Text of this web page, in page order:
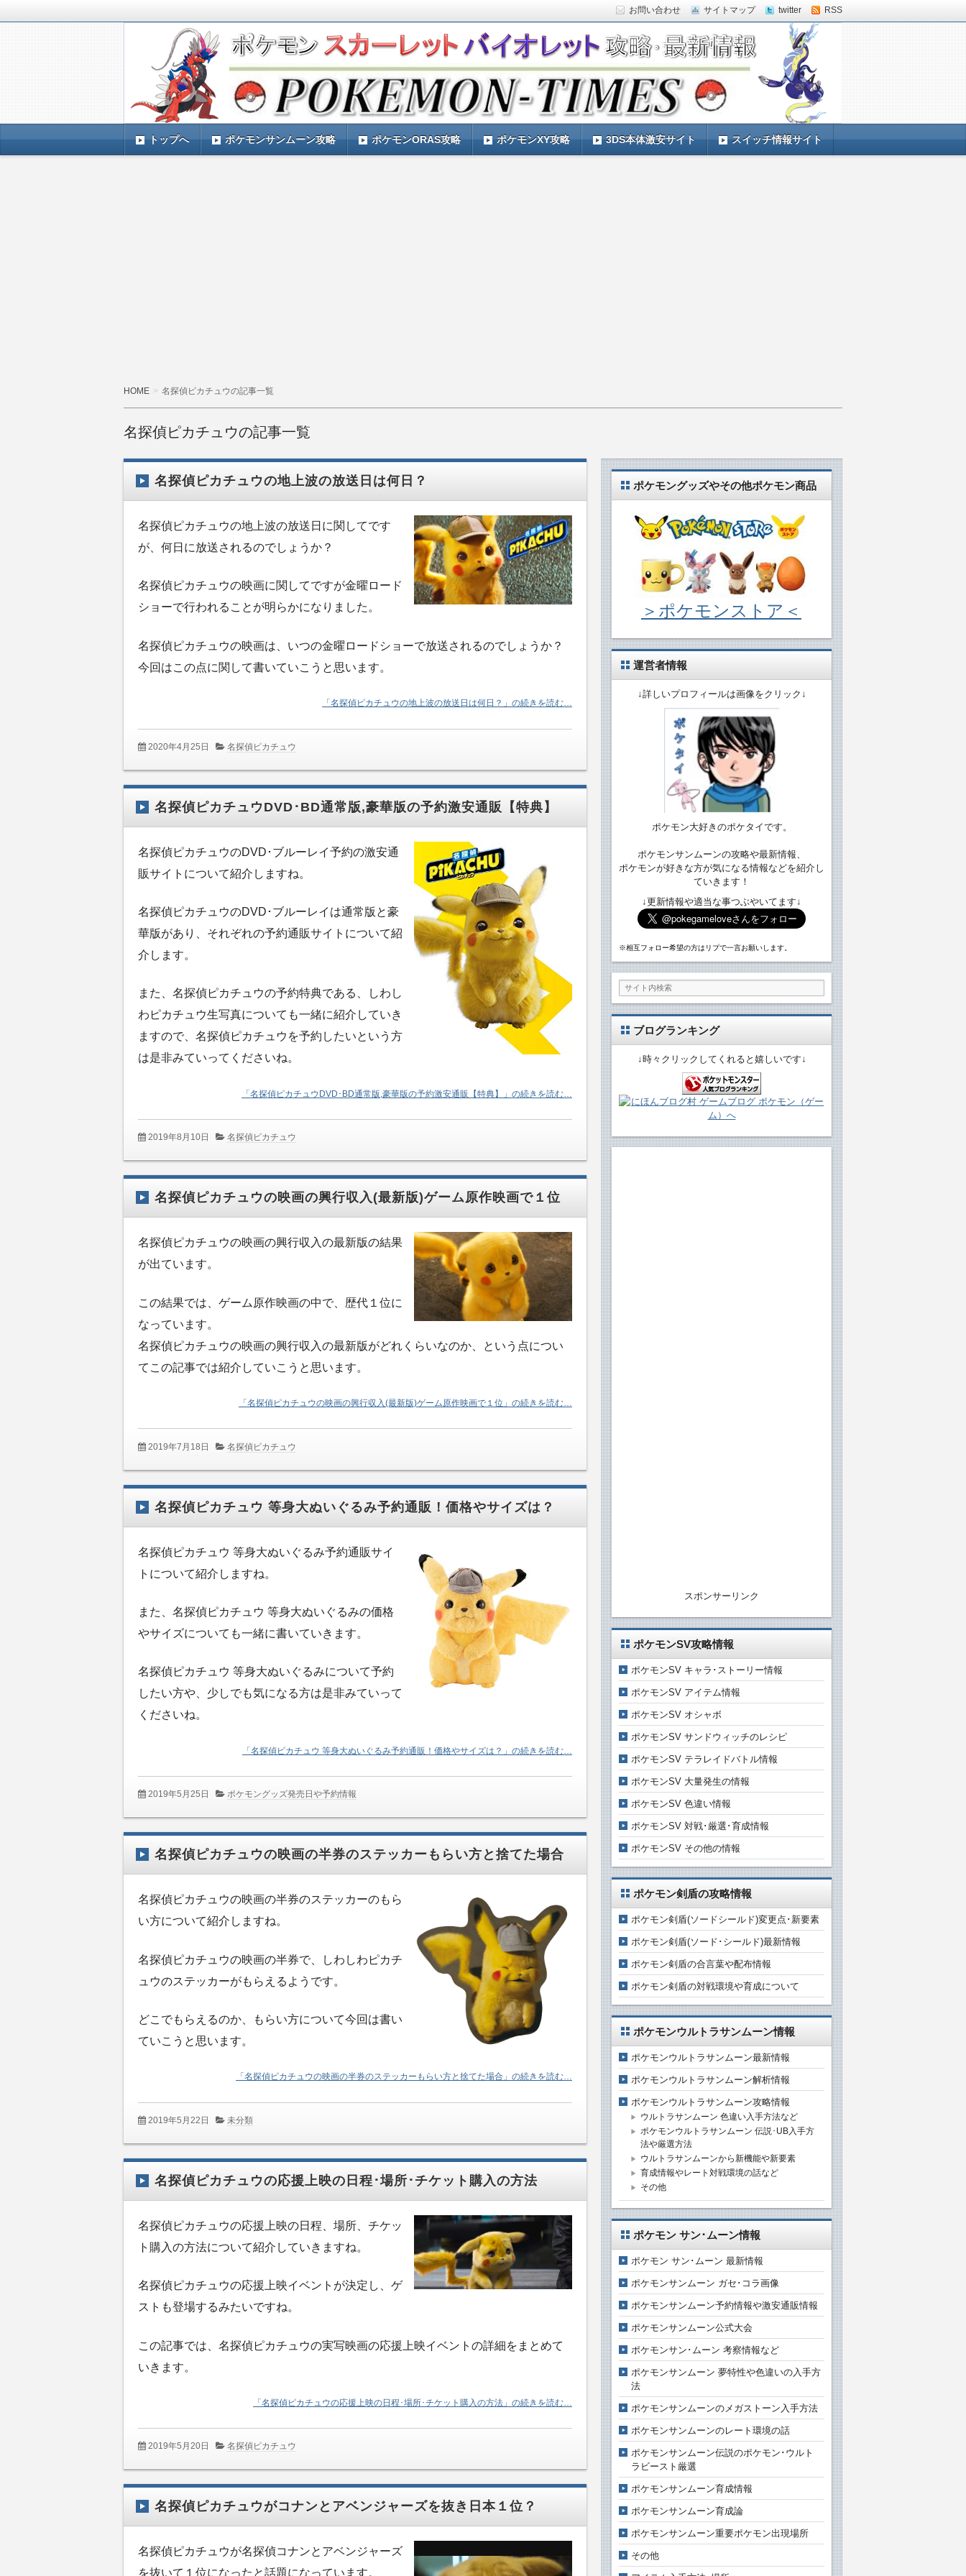
お問い合わせ サイトマップ twitter RSS
ポケモン最新情報まとめ『POKEMON-TIMES』
ポケモンSV(スカーレットバイオレット)の攻略や最新情報などをお届けする『POKEMON-
TIMES』 ポケモンSV(スカーレットバイオレット)の育成論やお得な情報なども紹介していきま
トップへ ポケモンサンムーン攻略 ポケモンORAS攻略 ポケモンXY攻略 3DS本体激安サイト スイッチ情報サイト
HOME 名探偵ピカチュウの記事一覧
名探偵ピカチュウの記事一覧
名探偵ピカチュウの地上波の放送日は何日？
名探偵ピカチュウの地上波の放送日に関してです
が、何日に放送されるのでしょうか？
名探偵ピカチュウの映画に関してですが金曜ロード
ショーで行われることが明らかになりました。
名探偵ピカチュウの映画は、いつの金曜ロードショーで放送されるのでしょうか？
今回はこの点に関して書いていこうと思います。
「名探偵ピカチュウの地上波の放送日は何日？」の続きを読む…
2020年4月25日 名探偵ピカチュウ
名探偵ピカチュウDVD･BD通常版,豪華版の予約激安通販【特典】
名探偵ピカチュウのDVD･ブルーレイ予約の激安通
販サイトについて紹介しますね。
名探偵ピカチュウのDVD･ブルーレイは通常版と豪
華版があり、それぞれの予約通販サイトについて紹
介します。
また、名探偵ピカチュウの予約特典である、しわし
わピカチュウ生写真についても一緒に紹介していき
ますので、名探偵ピカチュウを予約したいという方
は是非みていってくださいね。
「名探偵ピカチュウDVD･BD通常版,豪華版の予約激安通販【特典】」の続きを読む…
2019年8月10日 名探偵ピカチュウ
名探偵ピカチュウの映画の興行収入(最新版)ゲーム原作映画で１位
名探偵ピカチュウの映画の興行収入の最新版の結果
が出ています。
この結果では、ゲーム原作映画の中で、歴代１位に
なっています。
名探偵ピカチュウの映画の興行収入の最新版がどれくらいなのか、という点につい
てこの記事では紹介していこうと思います。
「名探偵ピカチュウの映画の興行収入(最新版)ゲーム原作映画で１位」の続きを読む…
2019年7月18日 名探偵ピカチュウ
名探偵ピカチュウ 等身大ぬいぐるみ予約通販！価格やサイズは？
名探偵ピカチュウ 等身大ぬいぐるみ予約通販サイ
トについて紹介しますね。
また、名探偵ピカチュウ 等身大ぬいぐるみの価格
やサイズについても一緒に書いていきます。
名探偵ピカチュウ 等身大ぬいぐるみについて予約
したい方や、少しでも気になる方は是非みていって
くださいね。
「名探偵ピカチュウ 等身大ぬいぐるみ予約通販！価格やサイズは？」の続きを読む…
2019年5月25日 ポケモングッズ発売日や予約情報
名探偵ピカチュウの映画の半券のステッカーもらい方と捨てた場合
名探偵ピカチュウの映画の半券のステッカーのもら
い方について紹介しますね。
名探偵ピカチュウの映画の半券で、しわしわピカチ
ュウのステッカーがもらえるようです。
どこでもらえるのか、もらい方について今回は書い
ていこうと思います。
「名探偵ピカチュウの映画の半券のステッカーもらい方と捨てた場合」の続きを読む…
2019年5月22日 未分類
名探偵ピカチュウの応援上映の日程･場所･チケット購入の方法
名探偵ピカチュウの応援上映の日程、場所、チケッ
ト購入の方法について紹介していきますね。
名探偵ピカチュウの応援上映イベントが決定し、ゲ
ストも登場するみたいですね。
この記事では、名探偵ピカチュウの実写映画の応援上映イベントの詳細をまとめて
いきます。
「名探偵ピカチュウの応援上映の日程･場所･チケット購入の方法」の続きを読む…
2019年5月20日 名探偵ピカチュウ
名探偵ピカチュウがコナンとアベンジャーズを抜き日本１位？
名探偵ピカチュウが名探偵コナンとアベンジャーズ
を抜いて１位になったと話題になっています。
ポケモングッズやその他ポケモン商品
＞ポケモンストア＜
運営者情報
↓詳しいプロフィールは画像をクリック↓
ポケモン大好きのポケタイです。
ポケモンサンムーンの攻略や最新情報、
ポケモンが好きな方が気になる情報などを紹介し
ていきます！
↓更新情報や適当な事つぶやいてます↓
※相互フォロー希望の方はリプで一言お願いします。
ブログランキング
↓時々クリックしてくれると嬉しいです↓
スポンサーリンク
ポケモンSV攻略情報
ポケモンSV キャラ･ストーリー情報
ポケモンSV アイテム情報
ポケモンSV オシャボ
ポケモンSV サンドウィッチのレシピ
ポケモンSV テラレイドバトル情報
ポケモンSV 大量発生の情報
ポケモンSV 色違い情報
ポケモンSV 対戦･厳選･育成情報
ポケモンSV その他の情報
ポケモン剣盾の攻略情報
ポケモン剣盾(ソードシールド)変更点･新要素
ポケモン剣盾(ソード･シールド)最新情報
ポケモン剣盾の合言葉や配布情報
ポケモン剣盾の対戦環境や育成について
ポケモンウルトラサンムーン情報
ポケモンウルトラサンムーン最新情報
ポケモンウルトラサンムーン解析情報
ポケモンウルトラサンムーン攻略情報
ウルトラサンムーン 色違い入手方法など
ポケモンウルトラサンムーン 伝説･UB入手方
法や厳選方法
ウルトラサンムーンから新機能や新要素
育成情報やレート対戦環境の話など
その他
ポケモン サン･ムーン情報
ポケモン サン･ムーン 最新情報
ポケモンサンムーン ガセ･コラ画像
ポケモンサンムーン予約情報や激安通販情報
ポケモンサンムーン公式大会
ポケモンサン･ムーン 考察情報など
ポケモンサンムーン 夢特性や色違いの入手方
法
ポケモンサンムーンのメガストーン入手方法
ポケモンサンムーンのレート環境の話
ポケモンサンムーン伝説のポケモン･ウルト
ラビースト厳選
ポケモンサンムーン育成情報
ポケモンサンムーン育成論
ポケモンサンムーン重要ポケモン出現場所
その他